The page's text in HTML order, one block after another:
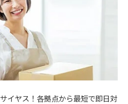
イヤス！各拠点から最短で即日対